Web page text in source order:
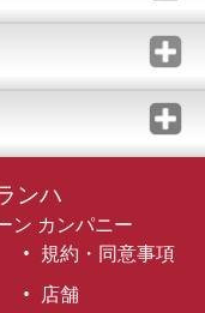
ンハ
ン カンパニー
規約・同意事項
店舗